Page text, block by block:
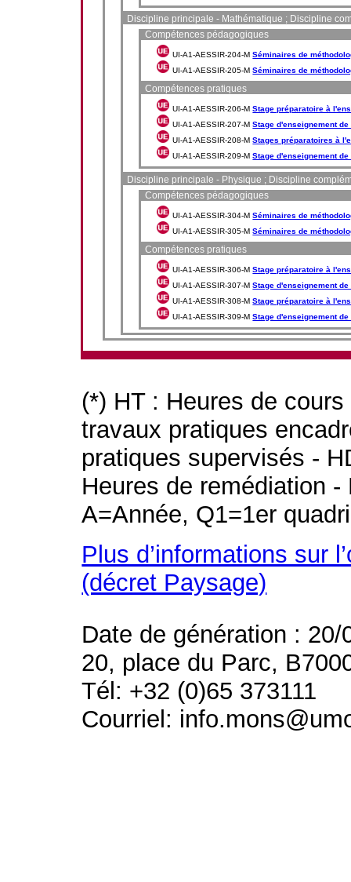
Discipline principale - Mathématique ; Discipline
Compétences pédagogiques
UI-A1-AESSIR-204-MSéminaires de
UI-A1-AESSIR-205-MSéminaires de
Compétences pratiques
UI-A1-AESSIR-206-MStage préparatoire à
UI-A1-AESSIR-207-MStage d'enseignement
UI-A1-AESSIR-208-MStages préparatoires à
UI-A1-AESSIR-209-MStage d'enseignement
Discipline principale - Physique ; Discipline
Compétences pédagogiques
UI-A1-AESSIR-304-MSéminaires de
UI-A1-AESSIR-305-MSéminaires de
Compétences pratiques
UI-A1-AESSIR-306-MStage préparatoire à
UI-A1-AESSIR-307-MStage d'enseignement
UI-A1-AESSIR-308-MStage préparatoire à
UI-A1-AESSIR-309-MStage d'enseignement
(*) HT : Heures de
travaux pratiques
pratiques supervisés -
Heures de remédiation
A=Année, Q1=1er
Plus d’informations sur
(décret Paysage)
Date de génération : 20/
20, place du Parc,
Tél: +32 (0)65 373111
Courriel: